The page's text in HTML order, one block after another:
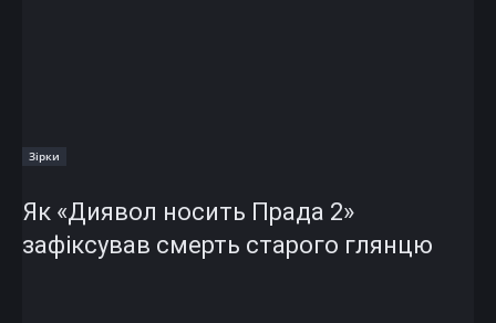
Зірки
Як «Диявол носить Прада 2»
зафіксував смерть старого глянцю